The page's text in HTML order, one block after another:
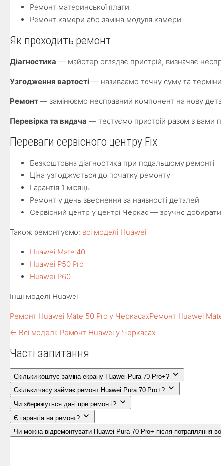
Ремонт материнської плати
Ремонт камери або заміна модуля камери
Як проходить ремонт
Діагностика — майстер оглядає пристрій, визначає
Узгодження вартості — називаємо точну суму та
Ремонт — замінюємо несправний компонент на нову
Перевірка та видача — тестуємо пристрій разом з вами
Переваги сервісного центру Fix
Безкоштовна діагностика при подальшому ремонті
Ціна узгоджується до початку ремонту
Гарантія 1 місяць
Ремонт у день звернення за наявності деталей
Сервісний центр у центрі Черкас — зручно
Також ремонтуємо: всі моделі Huawei
Huawei Mate 40
Huawei P50 Pro
Huawei P60
Інші моделі Huawei
Ремонт Huawei Mate 50 Pro у ЧеркасахРемонт Huawei
← Всі моделі: Ремонт Huawei у Черкасах
Часті запитання
Скільки коштує заміна екрану Huawei Pura 70 Pro+?
Скільки часу займає ремонт Huawei Pura 70 Pro+?
Чи збережуться дані при ремонті?
Є гарантія на ремонт?
Чи можна відремонтувати Huawei Pura 70 Pro+ після потрапляння